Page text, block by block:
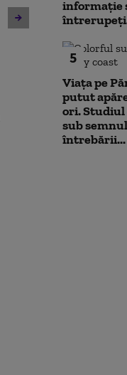
Avertisment de la
după scandalul
pe cărbune: „Blocarea
angajamentelor din
poate avea consecințe
financiare”
informație
5
Viața pe
putut
ori. Studiul
sub semnul
întrebării...